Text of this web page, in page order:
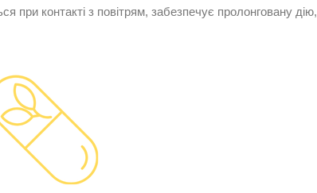
при контакті з повітрям, забезпечує пролонговану дію,